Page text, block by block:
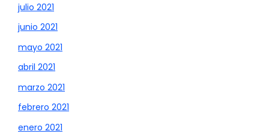
julio 2021
junio 2021
mayo 2021
abril 2021
marzo 2021
febrero 2021
enero 2021